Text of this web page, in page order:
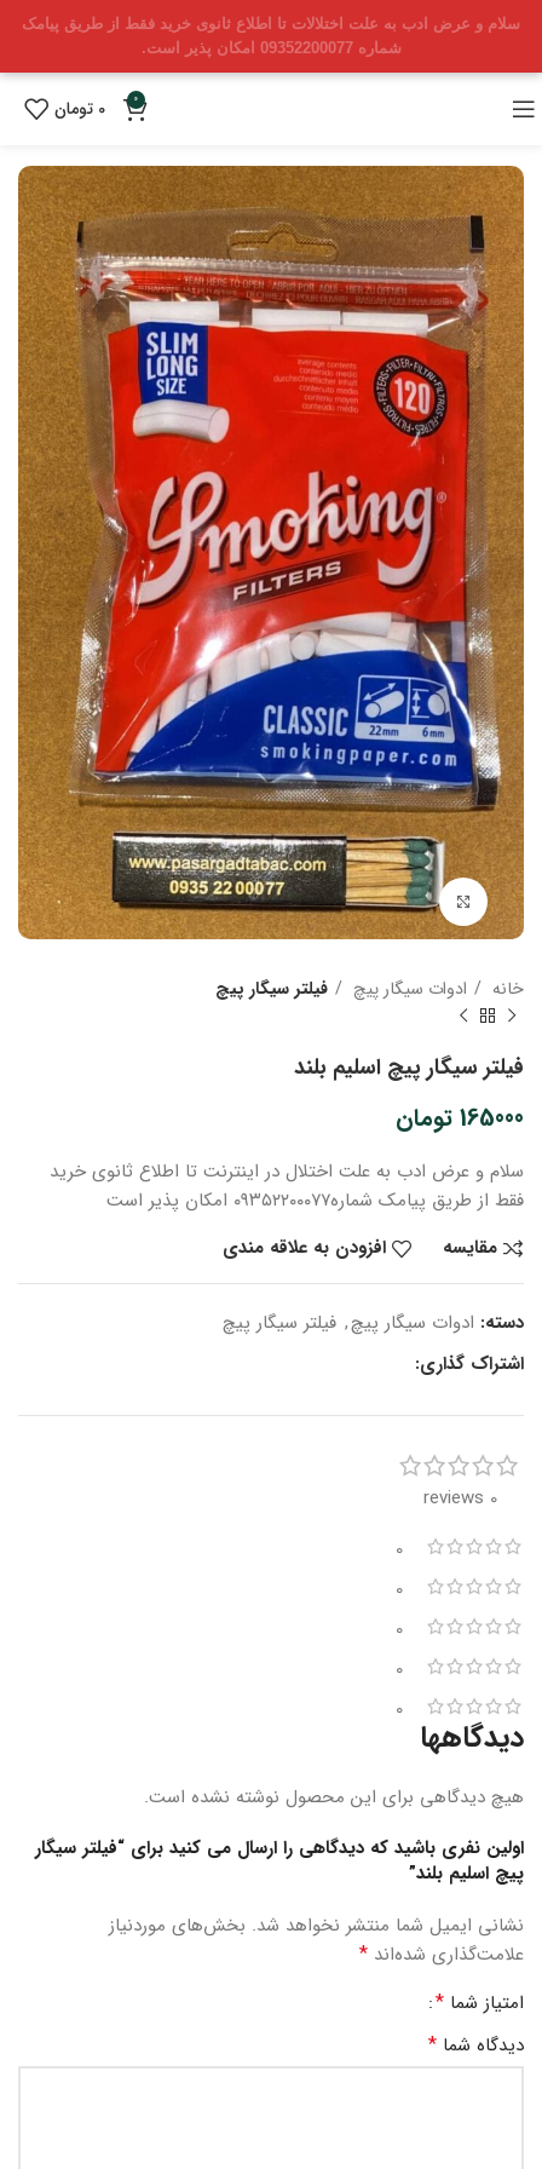
سلام و عرض ادب به علت اختلالات تا اطلاع ثانوی خرید فقط از طریق پیامک
شماره 09352200077 امکان پذیر است.
0
0 تومان
بزرگنمایی تصویر
خانه ادوات سیگار پیچ فیلتر سیگار پیچ
فیلتر سیگار پیچ اسلیم بلند
165000 تومان
سلام و عرض ادب به علت اختلال در اینترنت تا اطلاع ثانوی خرید
فقط از طریق پیامک شماره۰۹۳۵۲۲۰۰۰۷۷ امکان پذیر است
مقایسه
افزودن به علاقه مندی
دسته: ادوات سیگار پیچ, فیلتر سیگار پیچ
اشتراک گذاری:
0 reviews
0
0
0
0
0
دیدگاهها
هیچ دیدگاهی برای این محصول نوشته نشده است.
اولین نفری باشید که دیدگاهی را ارسال می کنید برای “فیلتر سیگار
پیچ اسلیم بلند”
نشانی ایمیل شما منتشر نخواهد شد. بخش‌های موردنیاز
علامت‌گذاری شده‌اند *
امتیاز شما *
دیدگاه شما *